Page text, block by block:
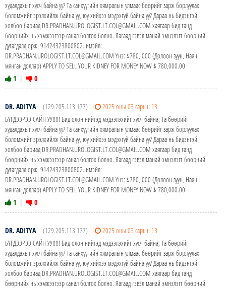
худалдахыг хүсч байна уу? Та санхүүгийн хямралын улмаас бөөрийг зарж борлуулах
боломжийг эрэлхийлж байна уу, юу хийхээ мэдэхгүй байна уу? Дараа нь бидэнтэй
холбоо бариад DR.PRADHAN.UROLOGIST.LT.COL@GMAIL.COM хаягаар бид танд
бөөрнийх нь хэмжээгээр санал болгох болно. Яагаад гэвэл манай эмнэлэгт бөөрний
дутагдалд орж, 91424323800802. имэйл:
DR.PRADHAN.UROLOGIST.LT.COL@GMAIL.COM Yнэ: $780, 000 (Долоон зуун, Наян
мянган доллар) APPLY TO SELL YOUR KIDNEY FOR MONEY NOW $ 780,000.00
1 | 0
DR. ADITYA (129.205.113.177)
2025 оны 03 сарын 13
БҮГДЭЭРЭЭ САЙН УУ!!!!! Бид олон нийтэд мэдээлэхийг хүсч байна; Та бөөрийг
худалдахыг хүсч байна уу? Та санхүүгийн хямралын улмаас бөөрийг зарж борлуулах
боломжийг эрэлхийлж байна уу, юу хийхээ мэдэхгүй байна уу? Дараа нь бидэнтэй
холбоо бариад DR.PRADHAN.UROLOGIST.LT.COL@GMAIL.COM хаягаар бид танд
бөөрнийх нь хэмжээгээр санал болгох болно. Яагаад гэвэл манай эмнэлэгт бөөрний
дутагдалд орж, 91424323800802. имэйл:
DR.PRADHAN.UROLOGIST.LT.COL@GMAIL.COM Yнэ: $780, 000 (Долоон зуун, Наян
мянган доллар) APPLY TO SELL YOUR KIDNEY FOR MONEY NOW $ 780,000.00
1 | 0
DR. ADITYA (129.205.113.177)
2025 оны 03 сарын 13
БҮГДЭЭРЭЭ САЙН УУ!!!!! Бид олон нийтэд мэдээлэхийг хүсч байна; Та бөөрийг
худалдахыг хүсч байна уу? Та санхүүгийн хямралын улмаас бөөрийг зарж борлуулах
боломжийг эрэлхийлж байна уу, юу хийхээ мэдэхгүй байна уу? Дараа нь бидэнтэй
холбоо бариад DR.PRADHAN.UROLOGIST.LT.COL@GMAIL.COM хаягаар бид танд
бөөрнийх нь хэмжээгээр санал болгох болно. Яагаад гэвэл манай эмнэлэгт бөөрний